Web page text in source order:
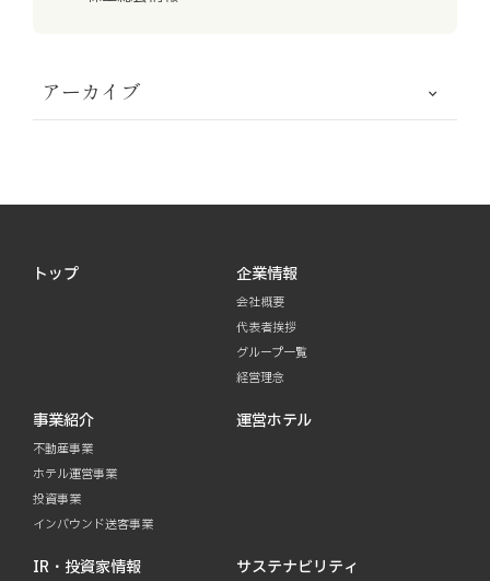
アーカイブ
トップ 企業情報
会社概要
代表者挨拶
グループ一覧
経営理念
事業紹介
不動産事業
ホテル運営事業
投資事業
インバウンド送客事業
運営ホテル
IR・投資家情報 サステナビリティ